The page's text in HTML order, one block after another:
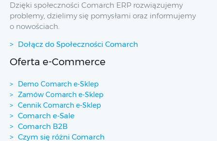
Dzięki społeczności Comarch ERP rozwiązujemy
problemy, dzielimy się pomysłami oraz informujemy
o nowościach.
Dołącz do Społeczności Comarch
Oferta e-Commerce
Demo Comarch e-Sklep
Zamów Comarch e-Sklep
Cennik Comarch e-Sklep
Comarch e-Sale
Comarch B2B
Czym się różni Comarch